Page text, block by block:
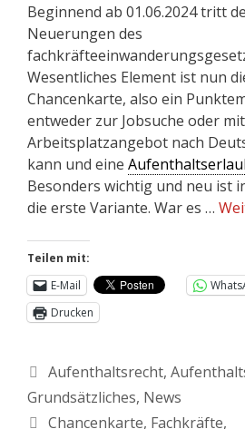
Beginnend ab 01.06.2024 tritt
Neuerungen des
Wesentliches Element ist nun
Chancenkarte, also ein
entweder zur Jobsuche oder
Arbeitsplatzangebot nach
kann und eine
Besonders wichtig und neu ist
die erste Variante. War es …
Teilen mit:
E-Mail
Drucken
Aufenthaltsrecht,
Grundsätzliches, News
Chancenkarte, Fachkräfte,